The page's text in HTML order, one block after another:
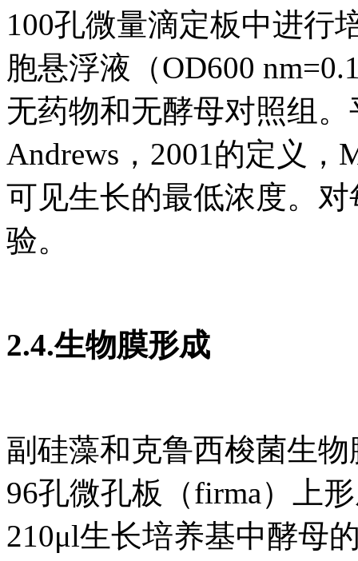
100孔微量滴定板中进行
胞悬浮液（OD600
无药物和无酵母对照组
Andrews，2001的定义
可见生长的最低浓度。
验。
2.4.生物膜形成
副硅藻和克鲁西梭菌生
96孔微孔板（firma）上
210μl生长培养基中酵母